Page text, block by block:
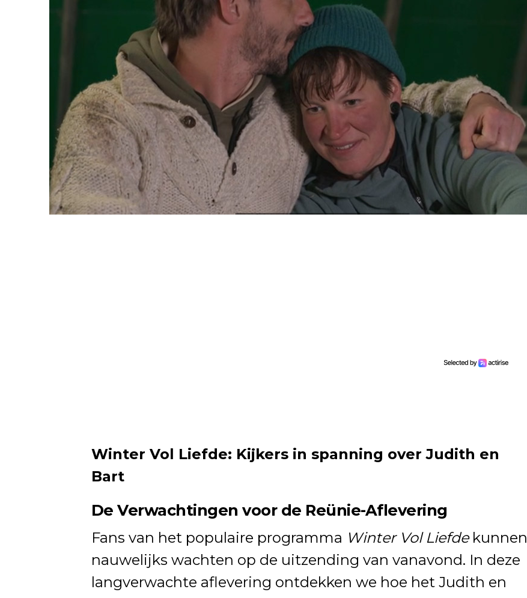
Winter Vol Liefde: Kijkers in spanning over Judith en
Bart
De Verwachtingen voor de Reünie-Aflevering
Fans van het populaire programma Winter Vol Liefdekunnen
nauwelijks wachten op de uitzending van vanavond. In deze
langverwachte aflevering ontdekken we hoe het Judith en